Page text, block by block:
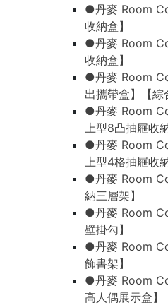
●丹麥 Room
收納盒】
●丹麥 Room
收納盒】
●丹麥 Room
出攜帶盒】【綜
●丹麥 Room
上型8凸抽屜收納
●丹麥 Room
上型4格抽屜收納
●丹麥 Room
納三層架】
●丹麥 Room
壁掛勾】
●丹麥 Room
飾書架】
●丹麥 Room
高人偶展示盒】